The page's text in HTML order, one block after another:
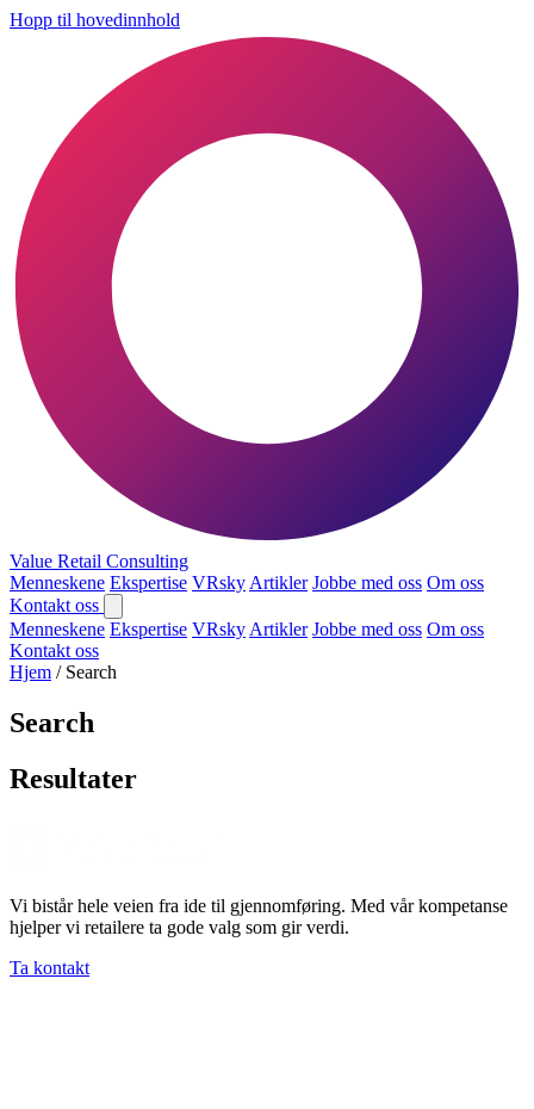
Hopp til hovedinnhold
Value Retail Consulting
Menneskene Ekspertise VRsky Artikler Jobbe med oss Om oss
Kontakt oss
Menneskene Ekspertise VRsky Artikler Jobbe med oss Om oss
Kontakt oss
Hjem / Search
Search
Resultater
Vi bistår hele veien fra ide til gjennomføring. Med vår kompetanse
hjelper vi retailere ta gode valg som gir verdi.
Ta kontakt